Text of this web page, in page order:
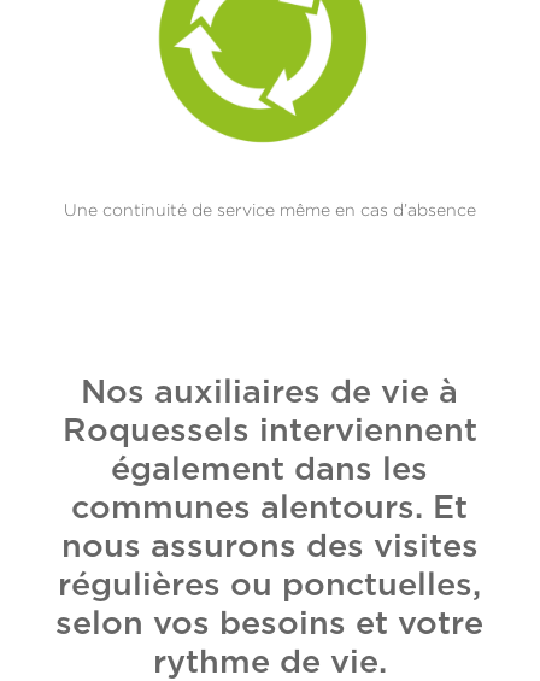
Une continuité de service même en cas d’absence
Nos auxiliaires de vie à
Roquessels interviennent
également dans les
communes alentours. Et
nous assurons des visites
régulières ou ponctuelles,
selon vos besoins et votre
rythme de vie.